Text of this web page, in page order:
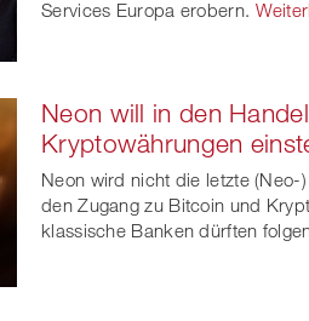
Services Europa erobern.
Neon will in den
Kryptowährungen
Neon wird nicht die letzte
den Zugang zu Bitcoin und
klassische Banken dürften